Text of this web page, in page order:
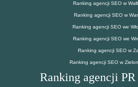
Ranking agencji SEO w
Ranking agencji SEO w
Ranking agencji SEO we
Ranking agencji SEO we
Ranking agencji SEO w
Ranking agencji SEO w
Ranking agencji PR